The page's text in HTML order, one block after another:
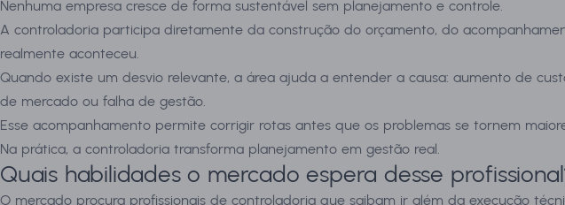
Nenhuma empresa cresce de forma sustentável sem planejamento e controle.
A controladoria participa diretamente da construção do orçamento, do
realmente aconteceu.
Quando existe um desvio relevante, a área ajuda a entender a causa: aumento de
de mercado ou falha de gestão.
Esse acompanhamento permite corrigir rotas antes que os problemas se tornem
Na prática, a controladoria transforma planejamento em gestão real.
Quais habilidades o mercado espera desse
O mercado procura profissionais de controladoria que saibam ir além da execução